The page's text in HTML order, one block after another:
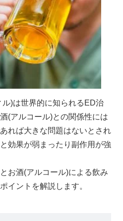
)は世界的に知られるED治
(アルコール)との関係性には
れば大きな問題はないとされ
効果が弱まったり副作用が強
お酒(アルコール)による飲み
イントを解説します。